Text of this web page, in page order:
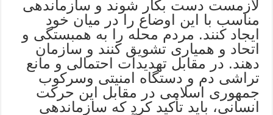
لازمست دست بکار شوند و سازماندهی
مناسب با این اوضاع را در میان خود
ایجاد کنند. مردم محله را به همبستگی و
اتحاد و همیاری تشویق کنند و سازمان
دهند. در مقابل تهدیدات احتمالی و مانع
تراشی دم و دستگاه امنیتی وسرکوب
جمهوری اسلامی در مقابل این حرکت
انسانی، باید تأکید کرد که سازماندهی